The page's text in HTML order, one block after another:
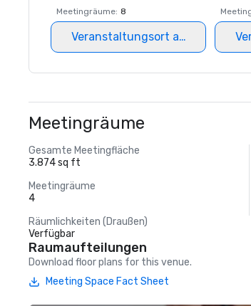
Meetingräume: 8
Veranstaltungsort auswählen
Meetingräume
Gesamte Meetingfläche
3.874 sq ft
Meetingräume
4
Räumlichkeiten (Draußen)
Verfügbar
Raumaufteilungen
Download floor plans for this venue.
Meeting Space Fact Sheet